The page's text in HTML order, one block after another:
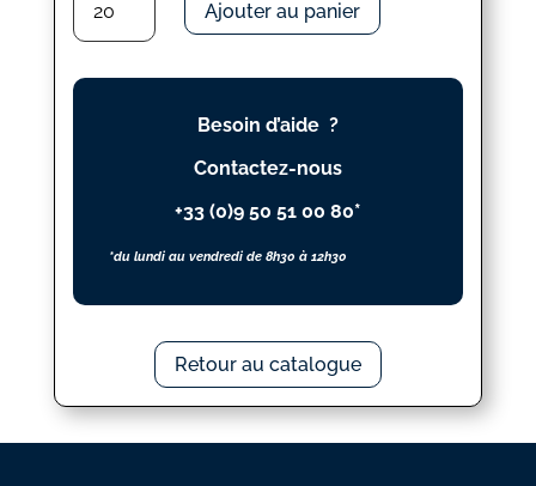
DEBIT
DE
Ajouter au panier
Besoin d’aide ?
Contactez-nous
+33 (0)9 50 51 00 80*
*du lundi au vendredi de 8h30 à 12h30
Retour au catalogue